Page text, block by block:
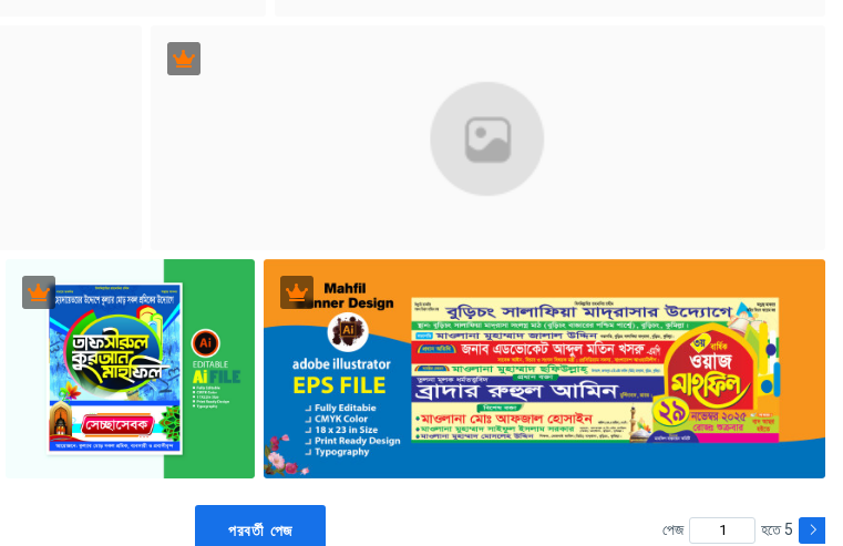
পরবর্তী পেজ পেজ হতে 5